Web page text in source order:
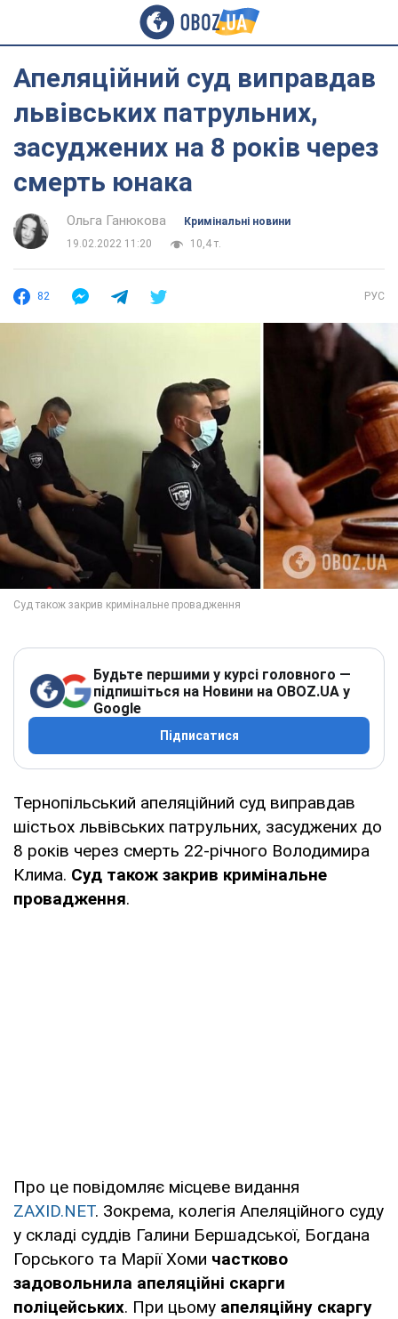
Апеляційний суд виправдав
львівських патрульних,
засуджених на 8 років через
смерть юнака
Ольга Ганюкова
Кримінальні новини
19.02.2022 11:20
10,4 т.
82 РУС
Будьте першими у курсі головного —
підпишіться на Новини на OBOZ.UA у
Google
Підписатися
Тернопільський апеляційний суд виправдав
шістьох львівських патрульних, засуджених до
8 років через смерть 22-річного Володимира
Клима. Суд також закрив кримінальне
провадження.
Про це повідомляє місцеве видання
ZAXID.NET. Зокрема, колегія Апеляційного суду
у складі суддів Галини Бершадської, Богдана
Горського та Марії Хоми частково
задовольнила апеляційні скарги
поліцейських. При цьому апеляційну скаргу